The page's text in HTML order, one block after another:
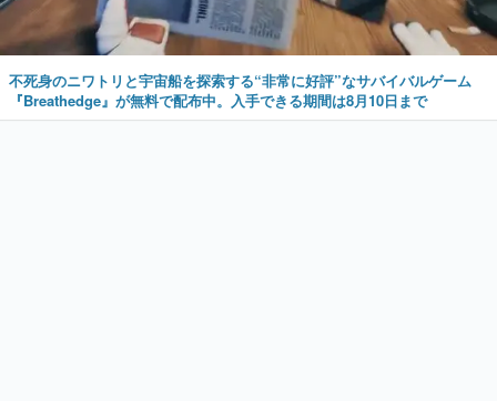
不死身のニワトリと宇宙船を探索する“非常に好評”なサバイバルゲーム
『Breathedge』が無料で配布中。入手できる期間は8月10日まで